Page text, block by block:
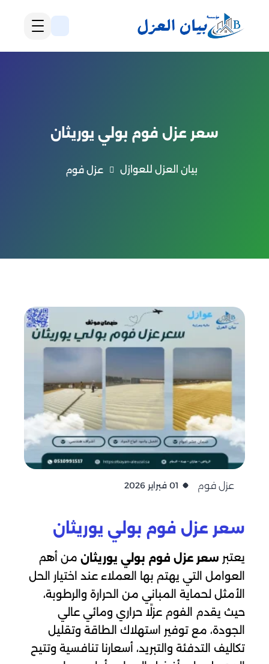
سعر عزل فوم بولي يوريثان
بيان العزل للعوازل عزل فوم
عزل فوم 01 فبراير 2026
سعر عزل فوم بولي يوريثان
يعتبر سعر عزل فوم بولي يوريثان من أهم
العوامل التي يهتم بها العملاء عند اختيار الحل
الأمثل لحماية المباني من الحرارة والرطوبة،
حيث يقدم الفوم عزلًا حراري ومائي عالي
الجودة، مع توفير استهلاك الطاقة وتقليل
تكاليف التدفئة والتبريد، أسعارنا تنافسية وتتيح